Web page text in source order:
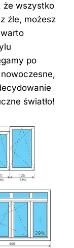
że wszystko
źle, możesz
po
światło!